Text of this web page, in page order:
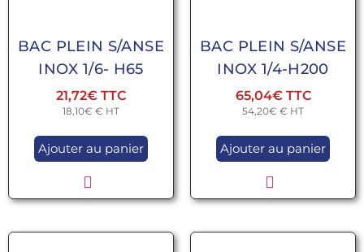
BAC PLEIN S/ANSE
INOX 1/6- H65
21,72€
18,10€ € HT
Ajouter au panier
BAC PLEIN S/ANSE
INOX 1/4-H200
65,04€
54,20€ € HT
Ajouter au panier